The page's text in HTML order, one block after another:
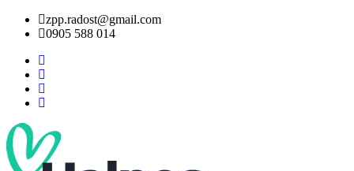
zpp.radost@gmail.com
0905 588 014